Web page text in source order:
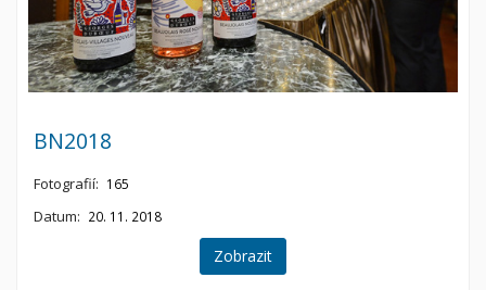
BN2018
Fotografií: 165
Datum: 20. 11. 2018
Zobrazit